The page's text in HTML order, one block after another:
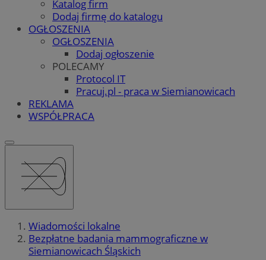
Katalog firm
Dodaj firmę do katalogu
OGŁOSZENIA
OGŁOSZENIA
Dodaj ogłoszenie
POLECAMY
Protocol IT
Pracuj.pl - praca w Siemianowicach
REKLAMA
WSPÓŁPRACA
Wiadomości lokalne
Bezpłatne badania mammograficzne w
Siemianowicach Śląskich